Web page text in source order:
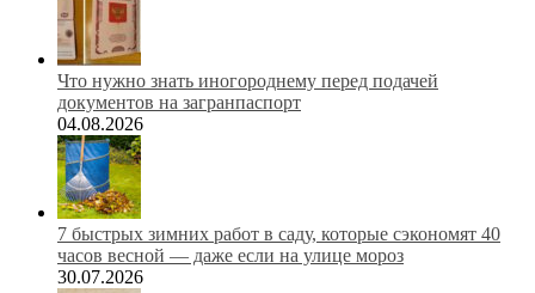
Что нужно знать иногороднему перед подачей
документов на загранпаспорт
04.08.2026
7 быстрых зимних работ в саду, которые сэкономят 40
часов весной — даже если на улице мороз
30.07.2026